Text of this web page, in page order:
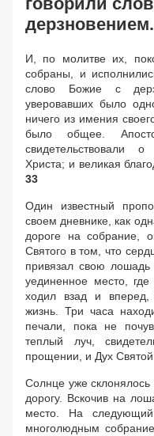
И, по молитве их,
собраны, и
слово Божие с
уверовавших было
ничего из имения
было общее.
свидетельствовали
Христа; и великая
33
Один известный
своем дневнике, как
дороге на собрание,
Святого в том, что
привязал свою
уединенное место,
ходил взад и
жизнь. Три часа
печали, пока не
теплый луч,
прощении, и Дух
Солнце уже склонялось
дорогу. Вскочив на
место. На
многолюдным